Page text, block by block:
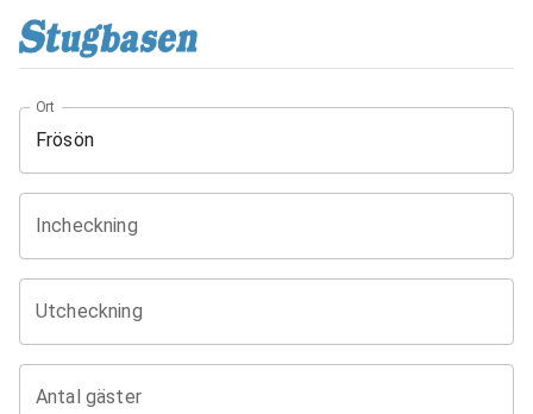
Ort
Incheckning
Utcheckning
Antal gäster